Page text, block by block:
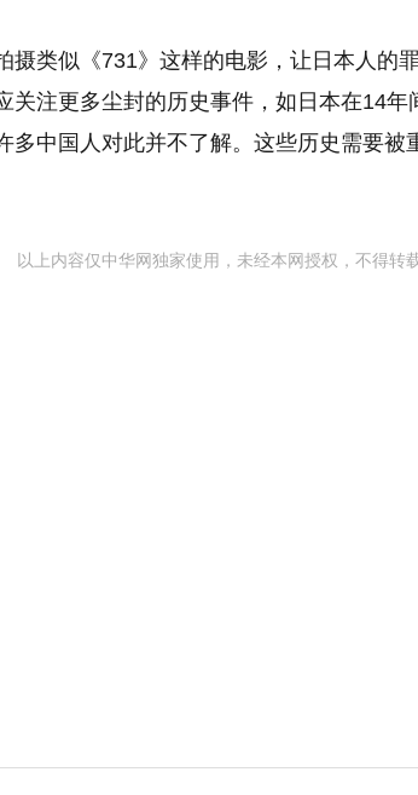
摄类似《731》这样的电影，让日本人的
关注更多尘封的历史事件，如日本在14
多中国人对此并不了解。这些历史需要被
以上内容仅中华网独家使用，未经本网授权，不得转